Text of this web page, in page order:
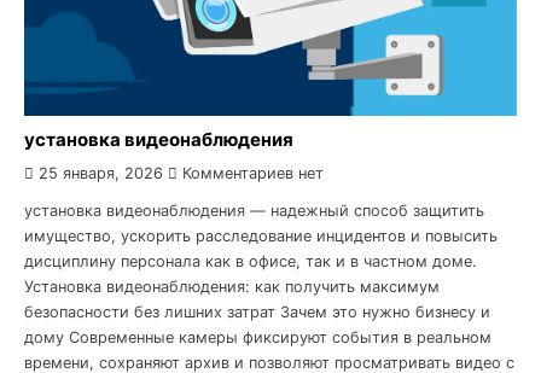
установка видеонаблюдения
25 января, 2026 Комментариев нет
установка видеонаблюдения — надежный способ защитить
имущество, ускорить расследование инцидентов и повысить
дисциплину персонала как в офисе, так и в частном доме.
Установка видеонаблюдения: как получить максимум
безопасности без лишних затрат Зачем это нужно бизнесу и
дому Современные камеры фиксируют события в реальном
времени, сохраняют архив и позволяют просматривать видео с